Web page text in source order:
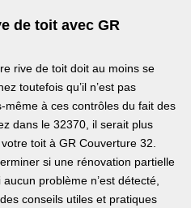
de toit avec GR
rive de toit doit au moins se
toutefois qu’il n’est pas
à ces contrôles du fait des
dans le 32370, il serait plus
toit à GR Couverture 32.
si une rénovation partielle
problème n’est détecté,
conseils utiles et pratiques